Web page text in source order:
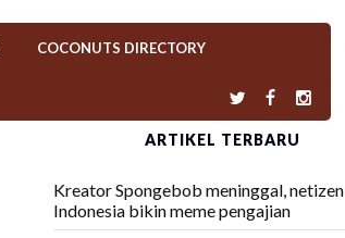
COCONUTS DIRECTORY
ARTIKEL TERBARU
Kreator Spongebob meninggal, netizen
Indonesia bikin meme pengajian